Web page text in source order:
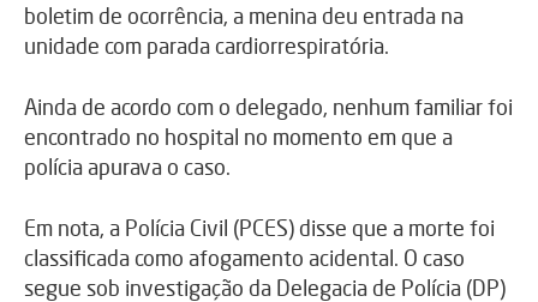
boletim de ocorrência, a menina deu entrada na
unidade com parada cardiorrespiratória.
Ainda de acordo com o delegado, nenhum familiar foi
encontrado no hospital no momento em que a
polícia apurava o caso.
Em nota, a Polícia Civil (PCES) disse que a morte foi
classificada como afogamento acidental. O caso
segue sob investigação da Delegacia de Polícia (DP)